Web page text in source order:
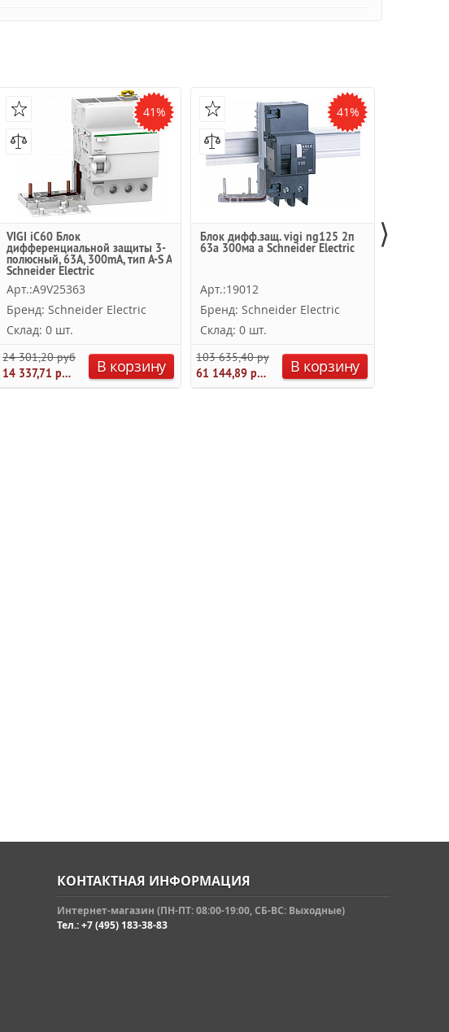
41%
VIGI iC60 Блок
дифференциальной защиты 3-
полюсный, 63А, 300mA, тип A-S A
Schneider Electric
Арт.:A9V25363
Бренд: Schneider Electric
Склад: 0 шт.
24 301,20 руб.
14 337,71 руб.
В корзину
41%
Блок дифф.защ. vigi ng125 2п
63a 300ма a Schneider Electric
Арт.:19012
Бренд: Schneider Electric
Склад: 0 шт.
103 635,40 руб.
61 144,89 руб.
В корзину
⟩
КОНТАКТНАЯ ИНФОРМАЦИЯ
Интернет-магазин (ПН-ПТ: 08:00-19:00, СБ-ВС: Выходные)
Тел.: +7 (495) 183-38-83